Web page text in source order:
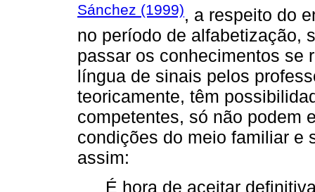
Sánchez (1999), a respeito do
no período de alfabetização,
passar os conhecimentos se
língua de sinais pelos
teoricamente, têm
competentes, só não podem
condições do meio familiar e
assim:
É hora de aceitar